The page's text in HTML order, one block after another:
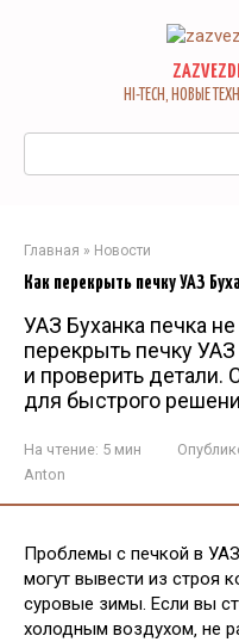
HI-TECH, НОВЫЕ
Главная » Новости
Как перекрыть печку УАЗ
УАЗ Буханка печка не
перекрыть печку
и проверить детали.
для быстрого
На чтение: 5 мин
Anton
Проблемы с печкой в УАЗ
могут вывести из строя
суровые зимы. Если вы
холодным воздухом‚ не